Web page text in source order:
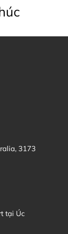
website hoặc
của
Pty Ltd
3173
tại Úc